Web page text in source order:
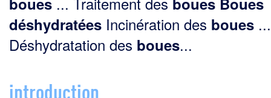
déshydratées Incinération des boues ...
Déshydratation des boues...
introduction